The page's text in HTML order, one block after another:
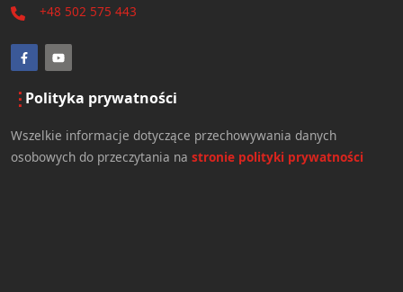
+48 502 575 443
Polityka prywatności
Wszelkie informacje dotyczące przechowywania danych
osobowych do przeczytania na stronie polityki prywatności